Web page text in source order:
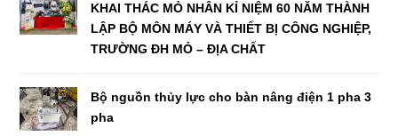
KHAI THÁC MỎ NHÂN KỈ NIỆM 60 NĂM THÀNH
LẬP BỘ MÔN MÁY VÀ THIẾT BỊ CÔNG NGHIỆP,
TRƯỜNG ĐH MỎ – ĐỊA CHẤT
Bộ nguồn thủy lực cho bàn nâng điện 1 pha 3
pha